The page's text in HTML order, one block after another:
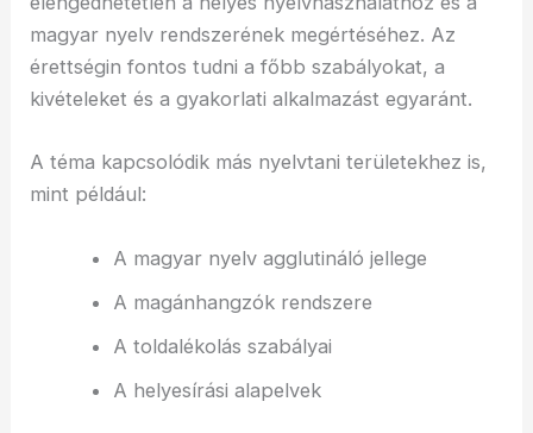
magyar nyelv rendszerének megértéséhez. Az
érettségin fontos tudni a főbb szabályokat, a
kivételeket és a gyakorlati alkalmazást egyaránt.
A téma kapcsolódik más nyelvtani területekhez is,
mint például:
A magyar nyelv agglutináló jellege
A magánhangzók rendszere
A toldalékolás szabályai
A helyesírási alapelvek